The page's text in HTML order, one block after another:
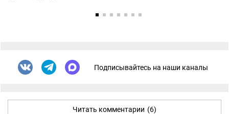
Подписывайтесь на наши каналы
Читать комментарии (6)